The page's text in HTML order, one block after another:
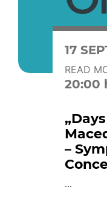
17
READ
20:00
–
...